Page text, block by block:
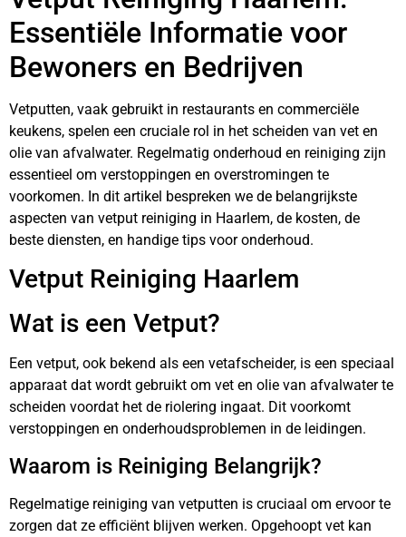
Essentiële Informatie voor
Bewoners en Bedrijven
Vetputten, vaak gebruikt in restaurants en commerciële
keukens, spelen een cruciale rol in het scheiden van vet en
olie van afvalwater. Regelmatig onderhoud en reiniging zijn
essentieel om verstoppingen en overstromingen te
voorkomen. In dit artikel bespreken we de belangrijkste
aspecten van vetput reiniging in Haarlem, de kosten, de
beste diensten, en handige tips voor onderhoud.
Vetput Reiniging Haarlem
Wat is een Vetput?
Een vetput, ook bekend als een vetafscheider, is een speciaal
apparaat dat wordt gebruikt om vet en olie van afvalwater te
scheiden voordat het de riolering ingaat. Dit voorkomt
verstoppingen en onderhoudsproblemen in de leidingen.
Waarom is Reiniging Belangrijk?
Regelmatige reiniging van vetputten is cruciaal om ervoor te
zorgen dat ze efficiënt blijven werken. Opgehoopt vet kan